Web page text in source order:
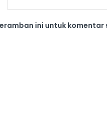
ini untuk komentar